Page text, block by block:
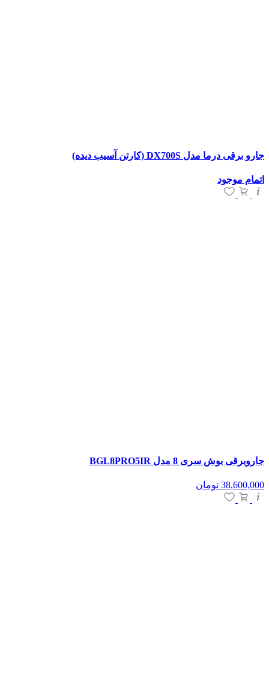
جارو برقی درما مدل DX700S (کارتن آسیب دیده)
اتمام موجود
جاروبرقی بوش سری 8 مدل BGL8PRO5IR
38,600,000 تومان